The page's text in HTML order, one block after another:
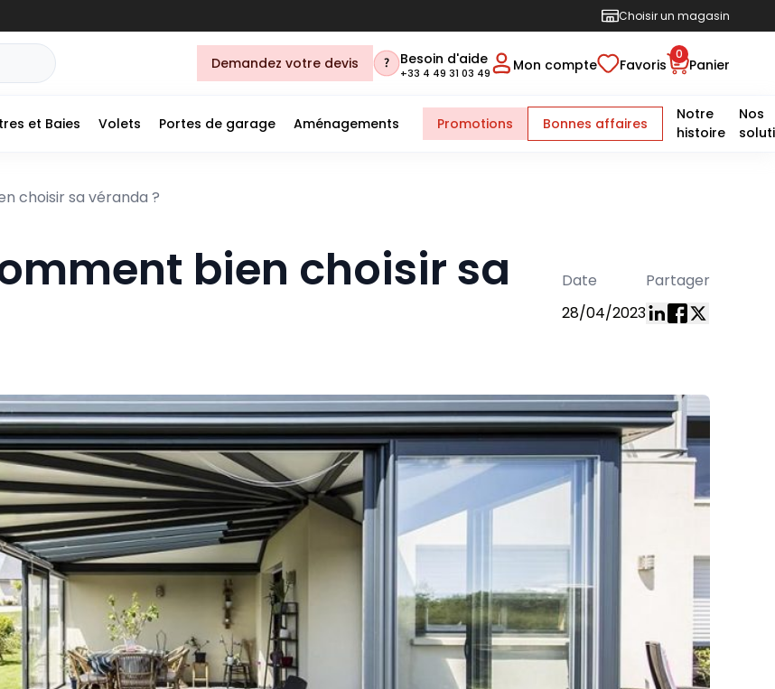
Choisir un magasin
Demandez votre devis Besoin d'aide
+33 4 49 31 03 49 Mon compte Favoris
0
Panier
et Baies Volets Portes de garage Aménagements Promotions Bonnes affaires
Notre
histoire
Nos
choisir sa véranda ?
bien choisir sa
Date
28/04/2023
Partager